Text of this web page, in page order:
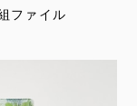
ファイル